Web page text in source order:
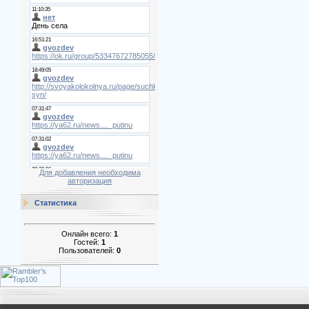
Для добавления необходима
авторизация
Статистика
Онлайн всего: 1
Гостей: 1
Пользователей: 0